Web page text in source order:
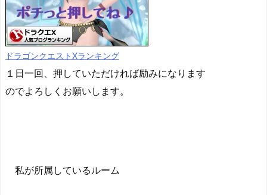
ドラゴンクエストXランキング
１日一回、押していただければ励みになります
のでよろしくお願いします。
私が所属しているルーム